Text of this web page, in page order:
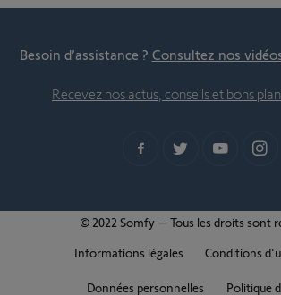
Besoin d’assistance ? Consultez nos
Recevez nos actus, conseils et bons
© 2022 Somfy – Tous les droits sont
Informations légales
Conditions
Données personnelles Politique